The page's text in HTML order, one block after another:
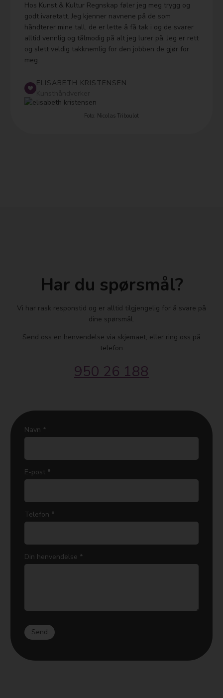
Hos Kunst & Kultur Regnskap føler jeg meg trygg og
godt ivaretatt. Jeg kjenner navnene på de som
håndterer mine tall, de er lette å få tak i og de svarer
alltid vennlig og tålmodig på alt jeg lurer på. Jeg er rett
og slett veldig takknemlig for den jobben de gjør for
meg.
ELISABETH KRISTENSEN
Foto: Nicolas Triboulot
Har du spørsmål?
​Vi har rask responstid og er alltid ​tilgjengelig for å svare på
dine spørsmål.
Send oss en henvendelse via skjemaet, eller ring oss på
telefon
950 26 188
kontaktskjema
Navn *
E-post *
Telefon *
Din henvendelse *
Send